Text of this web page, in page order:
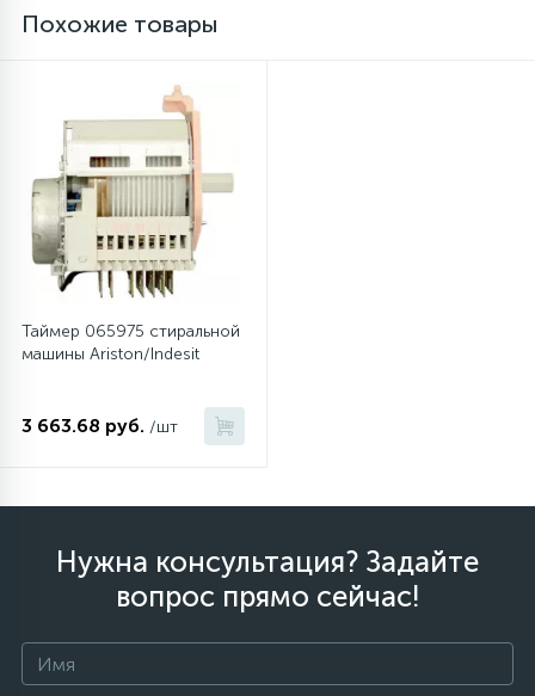
Похожие товары
Таймер 065975 стиральной
машины Ariston/Indesit
3 663.68 руб. /шт
Нужна консультация? Задайте
вопрос прямо сейчас!